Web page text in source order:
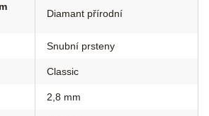
Diamant přírodní
Snubní prsteny
Classic
2,8 mm